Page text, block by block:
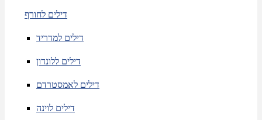
דילים לחורף
דילים למדריד
דילים ללונדון
דילים לאמסטרדם
דילים לוינה